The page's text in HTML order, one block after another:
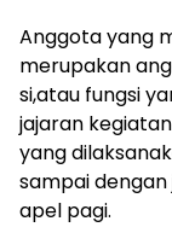
Anggota yang
merupakan
si,atau fungsi
jajaran
yang
sampai
apel pagi.